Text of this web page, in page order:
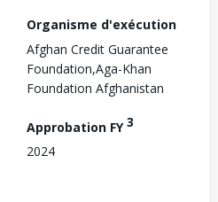
Organisme d'exécution
Afghan Credit Guarantee
Foundation,Aga-Khan
Foundation Afghanistan
Approbation FY3
2024